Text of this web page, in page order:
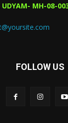
MH-08-
FOLLOW US